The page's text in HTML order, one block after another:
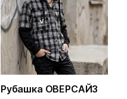
Рубашка ОВЕРСАЙЗ